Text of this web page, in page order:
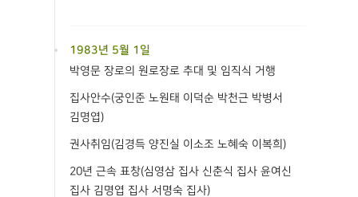
1983년 5월 1일
박영문 장로의 원로장로 추대 및 임직식 거행
집사안수(궁인준 노원태 이덕순 박천근 박병서
김명엽)
권사취임(김경득 양진실 이소조 노혜숙 이복희)
20년 근속 표창(심영삼 집사 신춘식 집사 윤여신
집사 김명엽 집사 서명숙 집사)